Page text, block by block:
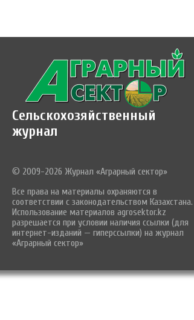
Сельскохозяйственный
журнал
© 2009-2026 Журнал «Аграрный сектор»
Все права на материалы охраняются в
соответствии с законодательством Казахстана.
Использование материалов agrosektor.kz
разрешается при условии наличия ссылки (для
интернет-изданий — гиперссылки) на журнал
«Аграрный сектор»